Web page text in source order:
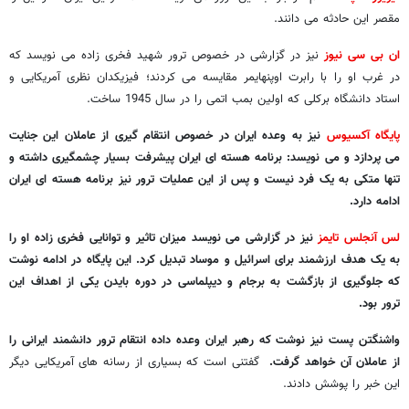
مقصر این حادثه می دانند.
ان بی سی نیوزنیز در گزارشی در خصوص ترور شهید فخری زاده می نویسد که
در غرب او را با رابرت اوپنهایمر مقایسه می کردند؛ فیزیکدان نظری آمریکایی و
استاد دانشگاه برکلی که اولین بمب اتمی را در سال 1945 ساخت.
پایگاه آکسیوس نیز به وعده ایران در خصوص انتقام گیری از عاملان این جنایت
می پردازد و می نویسد: برنامه هسته ای ایران پیشرفت بسیار چشمگیری داشته و
تنها متکی به یک فرد نیست و پس از این عملیات ترور نیز برنامه هسته ای ایران
ادامه دارد.
لس آنجلس تایمزنیز در گزارشی می نویسد میزان تاثیر و توانایی فخری زاده او را
به یک هدف ارزشمند برای اسرائیل و موساد تبدیل کرد. این پایگاه در ادامه نوشت
که جلوگیری از بازگشت به برجام و دیپلماسی در دوره بایدن یکی از اهداف این
ترور بود.
واشنگتن پست نیز نوشت که رهبر ایران وعده داده انتقام ترور دانشمند ایرانی را
از عاملان آن خواهد گرفت. گفتنی است که بسیاری از رسانه های آمریکایی دیگر
این خبر را پوشش دادند.